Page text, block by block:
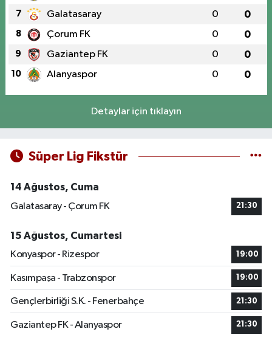
7 Galatasaray 0 0
8 Çorum FK 0 0
9 Gaziantep FK 0 0
10 Alanyaspor 0 0
Detaylar için tıklayın
Süper Lig Fikstür
14 Ağustos, Cuma
Galatasaray - Çorum FK
21:30
15 Ağustos, Cumartesi
Konyaspor - Rizespor
19:00
Kasımpaşa - Trabzonspor 19:00
Gençlerbirliği S.K. - Fenerbahçe 21:30
Gaziantep FK - Alanyaspor 21:30